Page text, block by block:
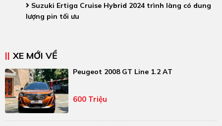
Suzuki Ertiga Cruise Hybrid 2024 trình làng có dung
lượng pin tối ưu
XE MỚI VỀ
Peugeot 2008 GT Line 1.2 AT
600 Triệu